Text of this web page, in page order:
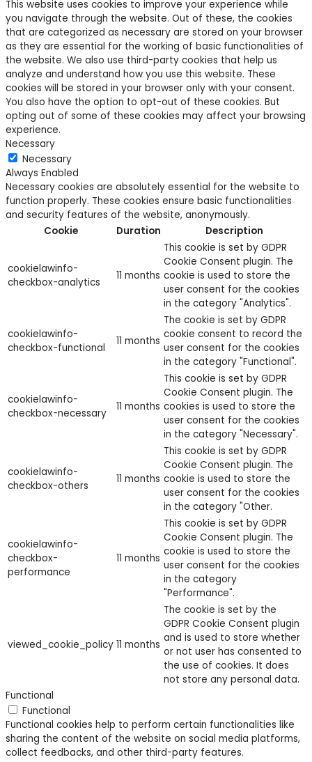
This website uses cookies to improve your experience while
you navigate through the website. Out of these, the cookies
that are categorized as necessary are stored on your browser
as they are essential for the working of basic functionalities of
the website. We also use third-party cookies that help us
analyze and understand how you use this website. These
cookies will be stored in your browser only with your consent.
You also have the option to opt-out of these cookies. But
opting out of some of these cookies may affect your browsing
experience.
Necessary
Necessary
Always Enabled
Necessary cookies are absolutely essential for the website to
function properly. These cookies ensure basic functionalities
and security features of the website, anonymously.
Cookie
Duration Description
cookielawinfo-
checkbox-analytics
11 months
This cookie is set by GDPR
Cookie Consent plugin. The
cookie is used to store the
user consent for the cookies
in the category "Analytics".
cookielawinfo-
checkbox-functional
11 months
The cookie is set by GDPR
cookie consent to record the
user consent for the cookies
in the category "Functional".
cookielawinfo-
checkbox-necessary
11 months
This cookie is set by GDPR
Cookie Consent plugin. The
cookies is used to store the
user consent for the cookies
in the category "Necessary".
cookielawinfo-
checkbox-others
11 months
This cookie is set by GDPR
Cookie Consent plugin. The
cookie is used to store the
user consent for the cookies
in the category "Other.
cookielawinfo-
checkbox-
performance
11 months
This cookie is set by GDPR
Cookie Consent plugin. The
cookie is used to store the
user consent for the cookies
in the category
"Performance".
viewed_cookie_policy 11 months
The cookie is set by the
GDPR Cookie Consent plugin
and is used to store whether
or not user has consented to
the use of cookies. It does
not store any personal data.
Functional
Functional
Functional cookies help to perform certain functionalities like
sharing the content of the website on social media platforms,
collect feedbacks, and other third-party features.